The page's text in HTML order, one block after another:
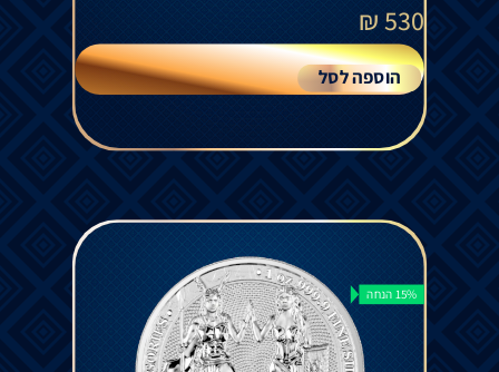
530
₪
הוספה לסל
15% הנחה